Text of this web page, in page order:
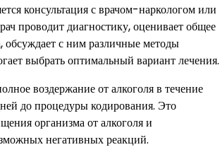
консультация с врачом-наркологом или
проводит диагностику, оценивает общее
обсуждает с ним различные методы
выбрать оптимальный вариант лечения.
воздержание от алкоголя в течение
до процедуры кодирования. Это
организма от алкоголя и
негативных реакций.